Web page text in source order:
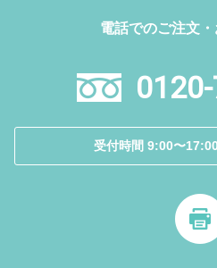
電話でのご注文
受付時間 9:00〜